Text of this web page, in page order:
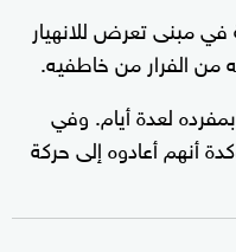
في مبنى تعرض للانهيار
من الفرار من خاطفيه.
لعدة أيام. وفي
أنهم أعادوه إلى حركة